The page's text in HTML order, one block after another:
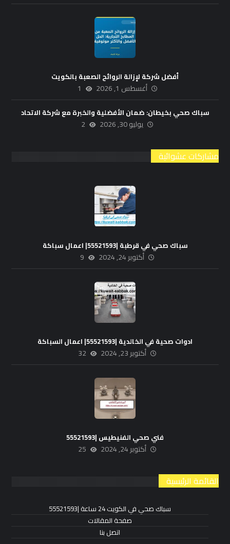
أفضل شركة لإزالة الروائح الصعبة بالكويت
أغسطس 1, 2026 1
سباك صحي بخيطان: ضمان الأفضلية والخبرة مع شركة الاتحاد
يوليو 30, 2026 2
مشاركات عشوائية
سباك صحي في قرطبة |55521593| اعمال سباكة
أكتوبر 24, 2024 9
ادوات صحية في الخالدية |55521593| اعمال السباكة
أكتوبر 23, 2024 32
فني صحي الفنيطيس |55521593
أكتوبر 24, 2024 25
القائمة الرئيسية
سباك صحي في الكويت 24 ساعة |55521593
صفحة المقالات
اتصل بنا